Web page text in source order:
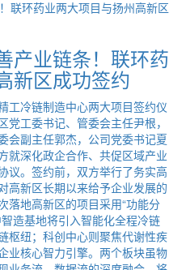
产业链条！联环药
新区成功签约
工冷链制造中心两大项目签约仪
工委书记、管委会主任尹根，
会副主任郭杰，公司党委书记夏
就深化政企合作、共促区域产业
议。签约前，双方举行了务实高
高新区长期以来给予企业发展的
落地高新区的项目采用“功能分
造基地将引入智能化全程冷链
枢纽；科创中心则聚焦代谢性疾
业核心智力引擎。两个板块虽物